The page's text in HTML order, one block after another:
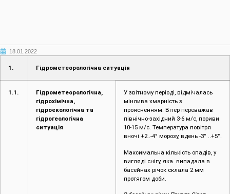
18.01.2022
1. Гідрометеорологічна ситуація
1.1.
Гідрометеорологічна,
гідрохімічна,
гідроекологічна та
гідрогеологічна
ситуація
У звітному періоді, відмічалась
мінлива хмарність з
проясненням. Вітер переважав
північно-західний 3-6 м/с, пориви
10-15 м/с. Температура повітря
вночі +2..-4° морозу, вдень -3° ..+5°.
Максимальна кількість опадів, у
вигляді снігу, яка випадала в
басейнах річок склала 2 мм
протягом доби.